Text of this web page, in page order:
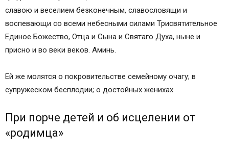
славою и веселием безконечным, славословящи и
воспевающи со всеми небесными силами Трисвятительное
Единое Божество, Отца и Сына и Святаго Духа, ныне и
присно и во веки веков. Аминь.
Ей же молятся о покровительстве семейному очагу; в
супружеском бесплодии; о достойных женихах
При порче детей и об исцелении от
«родимца»